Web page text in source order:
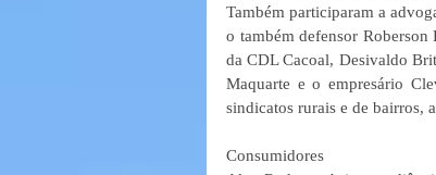
Também participaram a
o também defensor
da CDL Cacoal, Desivaldo
Maquarte e o empresário
sindicatos rurais e de bairros,
Consumidores